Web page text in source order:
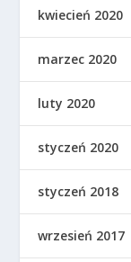
kwiecień 2020
marzec 2020
luty 2020
styczeń 2020
styczeń 2018
wrzesień 2017